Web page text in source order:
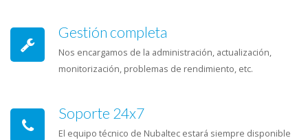
Gestión completa
Nos encargamos de la administración, actualización,
monitorización, problemas de rendimiento, etc.
Soporte 24x7
El equipo técnico de Nubaltec estará siempre disponible